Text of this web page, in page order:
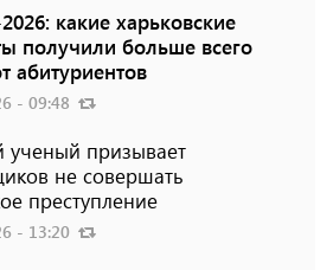
какие харьковские
получили больше всего
абитуриентов
- 09:48
ученый призывает
не совершать
преступление
- 13:20